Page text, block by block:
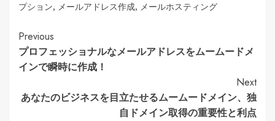
プション, メールアドレス作成, メールホスティング
Continue
Reading
Previous
プロフェッショナルなメールアドレスをムームードメ
インで瞬時に作成！
Next
あなたのビジネスを目立たせるムームードメイン、独
自ドメイン取得の重要性と利点